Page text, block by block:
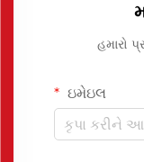
હમારો
ઇમેઇલ